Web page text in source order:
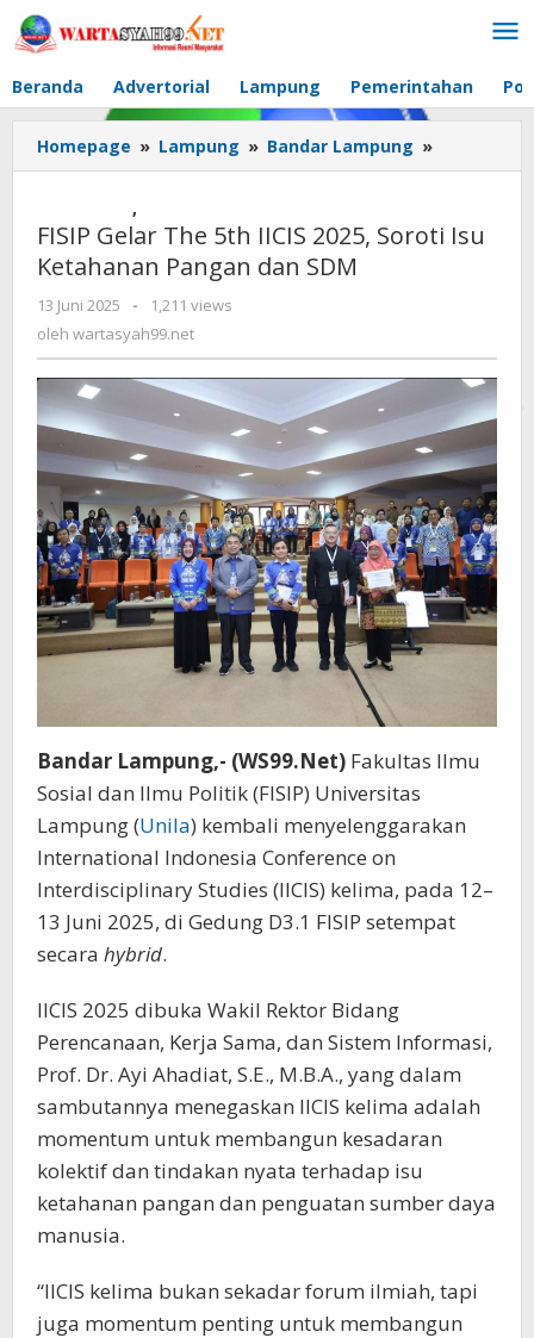
Lewati
ke
Beranda
Advertorial Lampung Pemerintahan
Homepage » Lampung » Bandar Lampung »
Gelar
IICIS
dan
SDM
,
FISIP Gelar The 5th IICIS 2025, Soroti Isu
Ketahanan Pangan dan SDM
13 Juni 2025
oleh
wartasyah99.net
-
1,211 views
oleh wartasyah99.net
Bandar Lampung,- (WS99.Net) Fakultas Ilmu
Sosial dan Ilmu Politik (FISIP) Universitas
Lampung (Unila) kembali menyelenggarakan
International Indonesia Conference on
Interdisciplinary Studies (IICIS) kelima, pada 12–
13 Juni 2025, di Gedung D3.1 FISIP setempat
secara hybrid.
IICIS 2025 dibuka Wakil Rektor Bidang
Perencanaan, Kerja Sama, dan Sistem Informasi,
Prof. Dr. Ayi Ahadiat, S.E., M.B.A., yang dalam
sambutannya menegaskan IICIS kelima adalah
momentum untuk membangun kesadaran
kolektif dan tindakan nyata terhadap isu
ketahanan pangan dan penguatan sumber daya
manusia.
“IICIS kelima bukan sekadar forum ilmiah, tapi
juga momentum penting untuk membangun